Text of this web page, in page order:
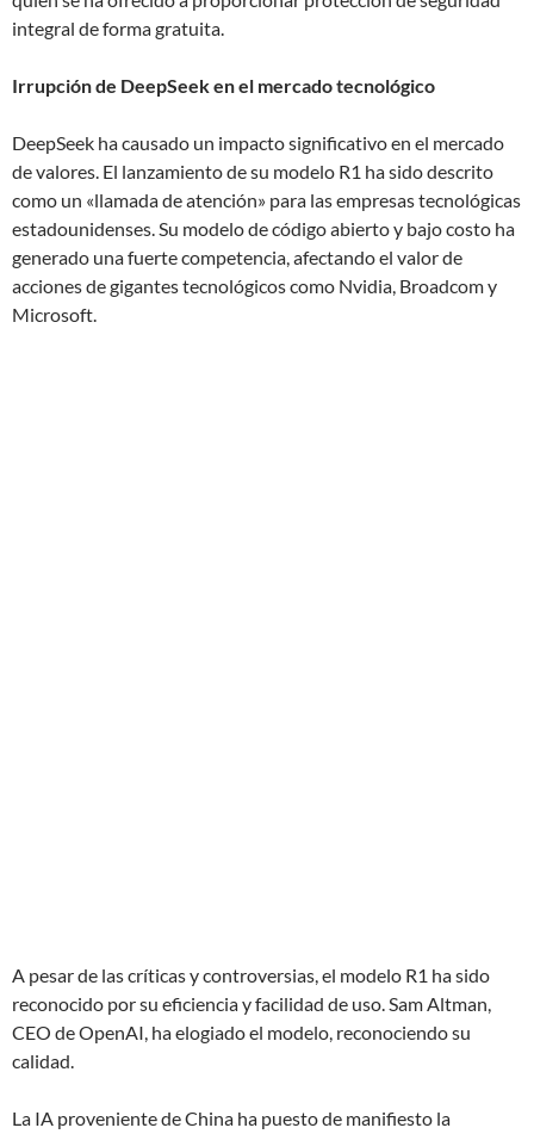
integral de forma gratuita.
Irrupción de DeepSeek en el mercado tecnológico
DeepSeek ha causado un impacto significativo en el mercado
de valores. El lanzamiento de su modelo R1 ha sido descrito
como un «llamada de atención» para las empresas tecnológicas
estadounidenses. Su modelo de código abierto y bajo costo ha
generado una fuerte competencia, afectando el valor de
acciones de gigantes tecnológicos como Nvidia, Broadcom y
Microsoft.
A pesar de las críticas y controversias, el modelo R1 ha sido
reconocido por su eficiencia y facilidad de uso. Sam Altman,
CEO de OpenAI, ha elogiado el modelo, reconociendo su
calidad.
La IA proveniente de China ha puesto de manifiesto la